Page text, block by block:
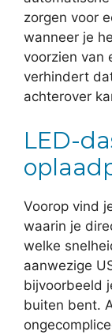
zorgen voor
wanneer je
voorzien van
verhindert
achterover
LED-
Voorop vind
waarin je
welke
aanwezige
bijvoorbeeld
buiten bent.